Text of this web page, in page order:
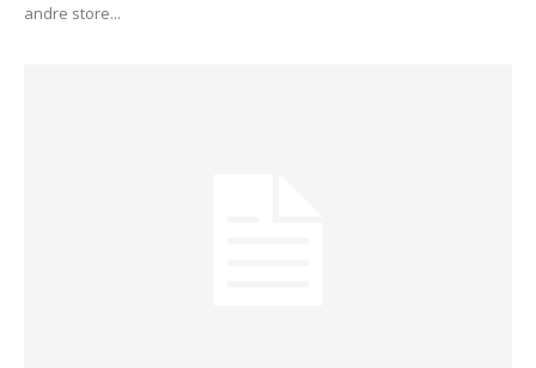
andre store...